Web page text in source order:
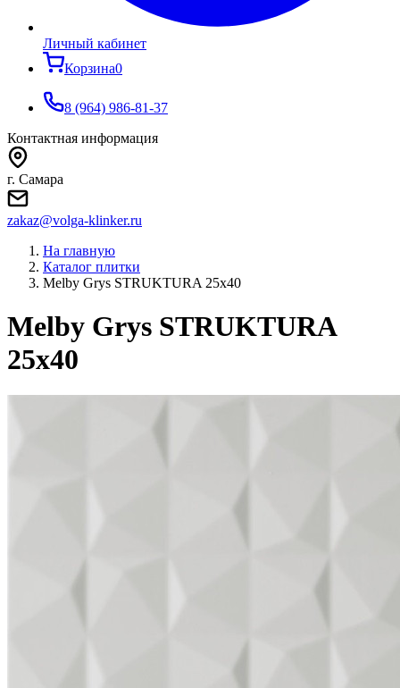
Личный кабинет
Корзина0
8 (964) 986-81-37
Контактная информация
г. Самара
zakaz@volga-klinker.ru
На главную
Каталог плитки
Melby Grys STRUKTURA 25x40
Melby Grys STRUKTURA
25x40